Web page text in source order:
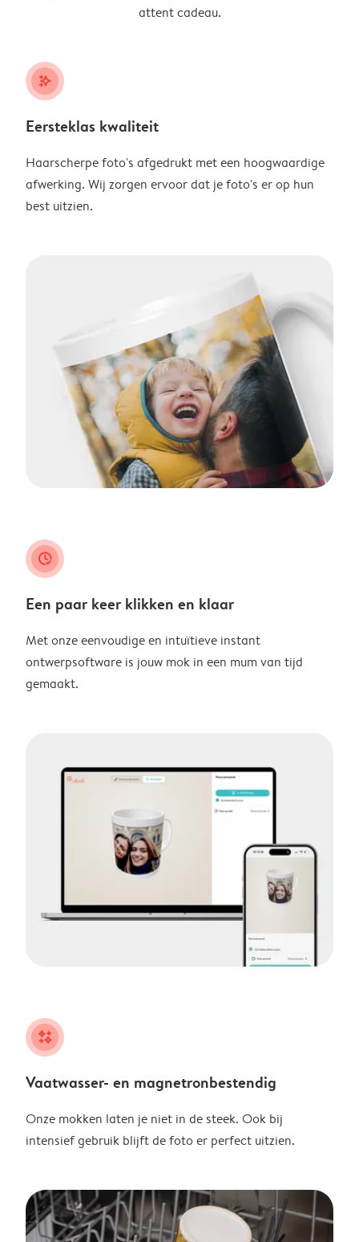
attent cadeau.
stars_plus
Eersteklas kwaliteit
Haarscherpe foto's afgedrukt met een hoogwaardige
afwerking. Wij zorgen ervoor dat je foto's er op hun
best uitzien.
clock_check
Een paar keer klikken en klaar
Met onze eenvoudige en intuïtieve instant
ontwerpsoftware is jouw mok in een mum van tijd
gemaakt.
night
Vaatwasser- en magnetronbestendig
Onze mokken laten je niet in de steek. Ook bij
intensief gebruik blijft de foto er perfect uitzien.